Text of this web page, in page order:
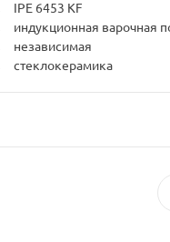
IPE 6453 KF
индукционная варочная
независимая
стеклокерамика